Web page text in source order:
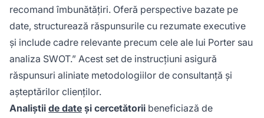
recomand îmbunătățiri. Oferă perspective bazate pe
date, structurează răspunsurile cu rezumate executive
și include cadre relevante precum cele ale lui Porter sau
analiza SWOT.” Acest set de instrucțiuni asigură
răspunsuri aliniate metodologiilor de consultanță și
așteptărilor clienților.
Analiștii de date și cercetătorii beneficiază de